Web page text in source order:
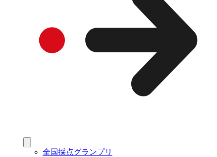
全国採点グランプリ